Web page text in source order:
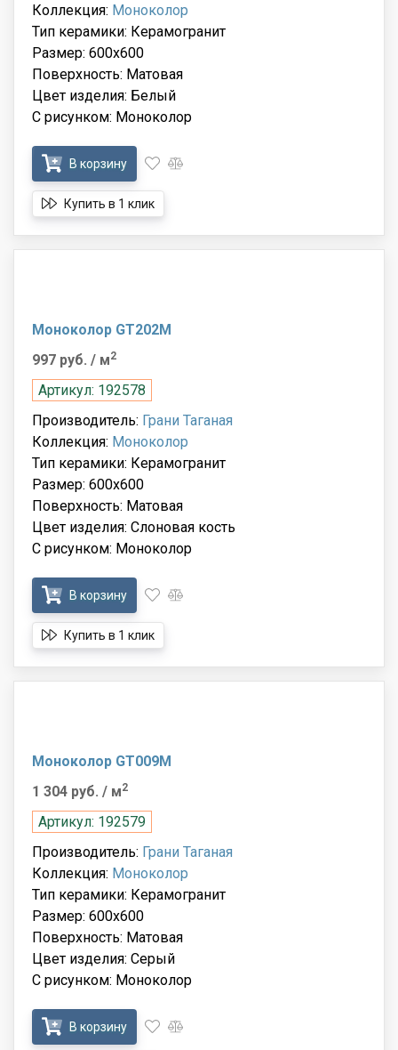
Коллекция: Моноколор
Тип керамики: Керамогранит
Размер: 600x600
Поверхность: Матовая
Цвет изделия: Белый
С рисунком: Моноколор
В корзину
Купить в 1 клик
Моноколор GT202M
997 руб. / м2
Артикул: 192578
Производитель: Грани Таганая
Коллекция: Моноколор
Тип керамики: Керамогранит
Размер: 600x600
Поверхность: Матовая
Цвет изделия: Слоновая кость
С рисунком: Моноколор
В корзину
Купить в 1 клик
Моноколор GT009М
1 304 руб. / м2
Артикул: 192579
Производитель: Грани Таганая
Коллекция: Моноколор
Тип керамики: Керамогранит
Размер: 600x600
Поверхность: Матовая
Цвет изделия: Серый
С рисунком: Моноколор
В корзину